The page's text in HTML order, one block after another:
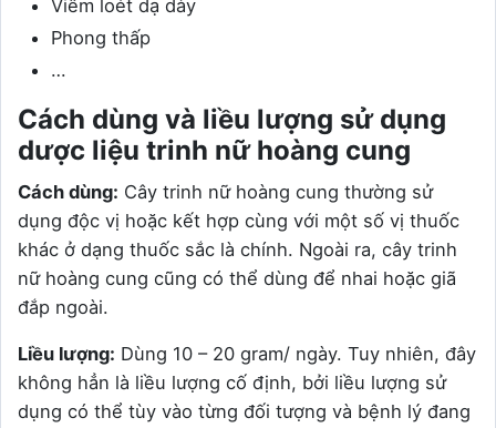
Viêm loét dạ dày
Phong thấp
…
Cách dùng và liều lượng sử dụng
dược liệu trinh nữ hoàng cung
Cách dùng: Cây trinh nữ hoàng cung thường sử
dụng độc vị hoặc kết hợp cùng với một số vị thuốc
khác ở dạng thuốc sắc là chính. Ngoài ra, cây trinh
nữ hoàng cung cũng có thể dùng để nhai hoặc giã
đắp ngoài.
Liều lượng: Dùng 10 – 20 gram/ ngày. Tuy nhiên, đây
không hẳn là liều lượng cố định, bởi liều lượng sử
dụng có thể tùy vào từng đối tượng và bệnh lý đang